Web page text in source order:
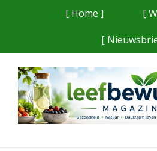
[ Home ]
[
[